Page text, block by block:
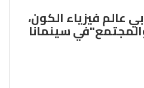
عالم فيزياء الكون،
سينمانا